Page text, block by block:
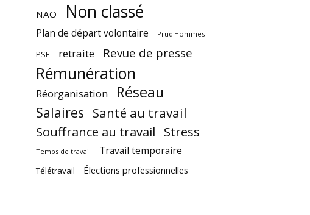
NAO Non classé
Plan de départ volontaire Prud'Hommes
PSE retraite Revue de presse
Rémunération
Réorganisation Réseau
Salaires Santé au travail
Souffrance au travail Stress
Temps de travail Travail temporaire
Télétravail Élections professionnelles